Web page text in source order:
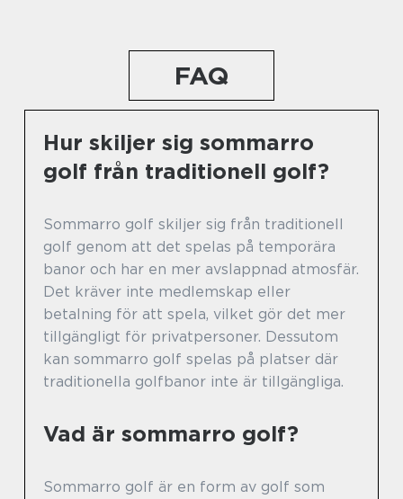
FAQ
Hur skiljer sig sommarro
golf från traditionell golf?
Sommarro golf skiljer sig från traditionell
golf genom att det spelas på temporära
banor och har en mer avslappnad atmosfär.
Det kräver inte medlemskap eller
betalning för att spela, vilket gör det mer
tillgängligt för privatpersoner. Dessutom
kan sommarro golf spelas på platser där
traditionella golfbanor inte är tillgängliga.
Vad är sommarro golf?
Sommarro golf är en form av golf som